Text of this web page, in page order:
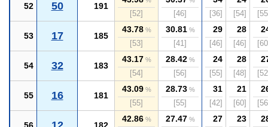
52 50 191
[52] [46] [36] [54]
53 17 185
43.78%
[53]
30.81%
[41]
29
[46]
28
[46]
54 32 183
43.17%
[54]
28.42%
[56]
24
[55]
28
[48]
55 16 181
43.09%
[55]
28.73%
[55]
31
[42]
21
[60]
42.86% 27.47% 27 23